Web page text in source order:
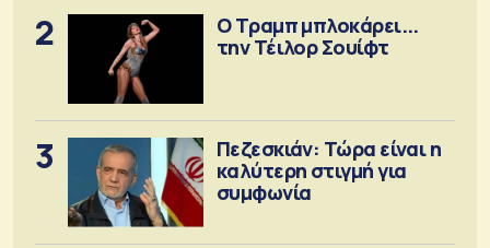
2
Ο Τραμπ μπλοκάρει...
την Τέιλορ Σουίφτ
3
Πεζεσκιάν: Τώρα είναι η
καλύτερη στιγμή για
συμφωνία